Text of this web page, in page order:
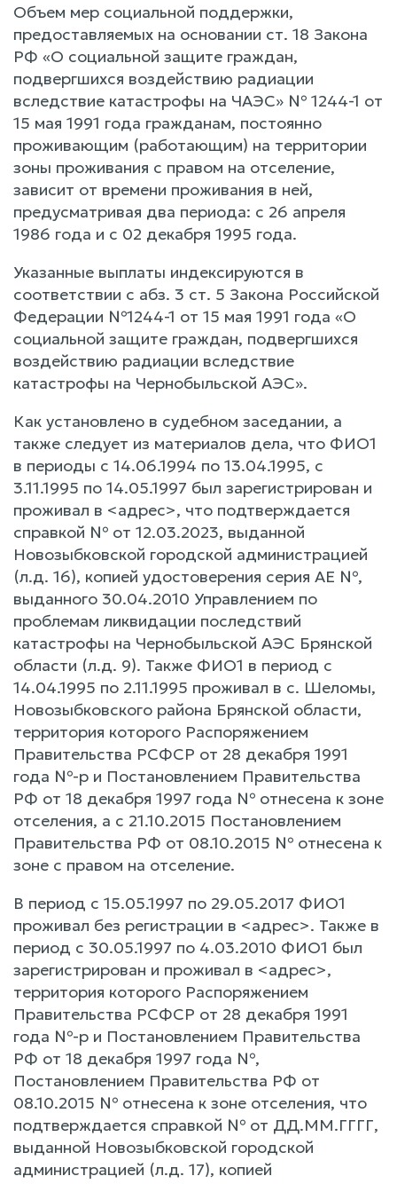
Объем мер социальной поддержки,
предоставляемых на основании ст. 18 Закона
РФ «О социальной защите граждан,
подвергшихся воздействию радиации
вследствие катастрофы на ЧАЭС» № 1244-1 от
15 мая 1991 года гражданам, постоянно
проживающим (работающим) на территории
зоны проживания с правом на отселение,
зависит от времени проживания в ней,
предусматривая два периода: с 26 апреля
1986 года и с 02 декабря 1995 года.
Указанные выплаты индексируются в
соответствии с абз. 3 ст. 5 Закона Российской
Федерации №1244-1 от 15 мая 1991 года «О
социальной защите граждан, подвергшихся
воздействию радиации вследствие
катастрофы на Чернобыльской АЭС».
Как установлено в судебном заседании, а
также следует из материалов дела, что ФИО1
в периоды с 14.06.1994 по 13.04.1995, с
3.11.1995 по 14.05.1997 был зарегистрирован и
проживал в <адрес>, что подтверждается
справкой № от 12.03.2023, выданной
Новозыбковской городской администрацией
(л.д. 16), копией удостоверения серия АЕ №,
выданного 30.04.2010 Управлением по
проблемам ликвидации последствий
катастрофы на Чернобыльской АЭС Брянской
области (л.д. 9). Также ФИО1 в период с
14.04.1995 по 2.11.1995 проживал в с. Шеломы,
Новозыбковского района Брянской области,
территория которого Распоряжением
Правительства РСФСР от 28 декабря 1991
года №-р и Постановлением Правительства
РФ от 18 декабря 1997 года № отнесена к зоне
отселения, а с 21.10.2015 Постановлением
Правительства РФ от 08.10.2015 № отнесена к
зоне с правом на отселение.
В период с 15.05.1997 по 29.05.2017 ФИО1
проживал без регистрации в <адрес>. Также в
период с 30.05.1997 по 4.03.2010 ФИО1 был
зарегистрирован и проживал в <адрес>,
территория которого Распоряжением
Правительства РСФСР от 28 декабря 1991
года №-р и Постановлением Правительства
РФ от 18 декабря 1997 года №,
Постановлением Правительства РФ от
08.10.2015 № отнесена к зоне отселения, что
подтверждается справкой № от ДД.ММ.ГГГГ,
выданной Новозыбковской городской
администрацией (л.д. 17), копией